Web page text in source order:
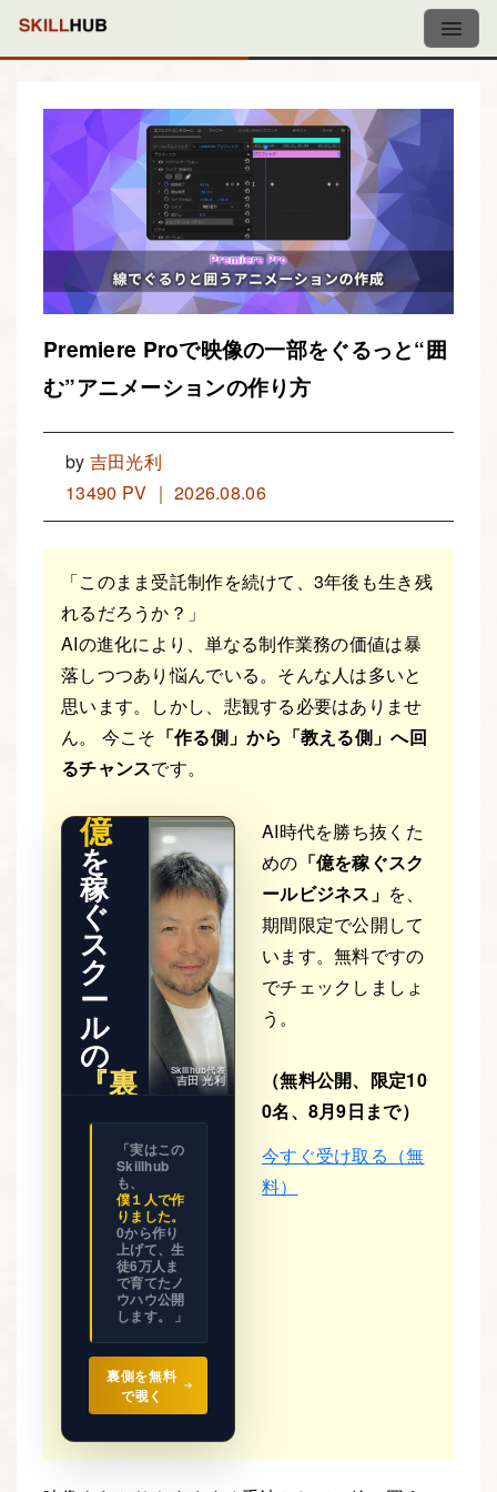
Premiere Proで映像の一部をぐるっと“囲
む”アニメーションの作り方
by 吉田光利
13490 PV ｜ 2026.08.06
「このまま受託制作を続けて、3年後も生き残
れるだろうか？」
AIの進化により、単なる制作業務の価値は暴
落しつつあり悩んでいる。そんな人は多いと
思います。しかし、悲観する必要はありませ
ん。 今こそ 「作る側」から「教える側」へ回
るチャンスです。
AL STO
億
を
稼
ぐ
ス
ク
ー
ル
の
『裏
ビジネス
の設計図
全て見せ
Skillhub代表
吉田 光利
「実はこの
Skillhub
も、
僕１人で作
りました。
0から作り
上げて、生
徒6万人ま
で育てたノ
ウハウ公開
します。 」
裏側を無料
で覗く
AI時代を勝ち抜くた
めの 「億を稼ぐスク
ールビジネス」 を、
期間限定で公開して
います。無料ですの
でチェックしましょ
う。
（無料公開、限定10
0名、8月9日まで）
今すぐ受け取る（無
料）